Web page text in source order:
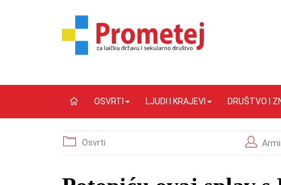
OSVRTI LJUDI I KRAJEVI DRUŠTVO I
Osvrti